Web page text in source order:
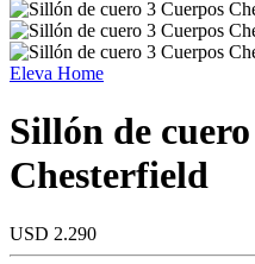
Eleva Home
Sillón de
Chesterfield
USD 2.290